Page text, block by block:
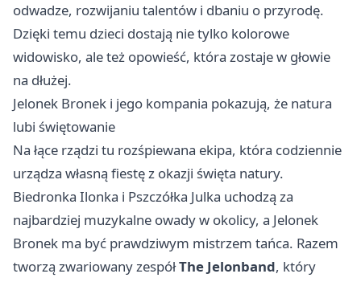
odwadze, rozwijaniu talentów i dbaniu o przyrodę.
Dzięki temu dzieci dostają nie tylko kolorowe
widowisko, ale też opowieść, która zostaje w głowie
na dłużej.
Jelonek Bronek i jego kompania pokazują, że natura
lubi świętowanie
Na łące rządzi tu rozśpiewana ekipa, która codziennie
urządza własną fiestę z okazji święta natury.
Biedronka Ilonka i Pszczółka Julka uchodzą za
najbardziej muzykalne owady w okolicy, a Jelonek
Bronek ma być prawdziwym mistrzem tańca. Razem
tworzą zwariowany zespółThe Jelonband, który